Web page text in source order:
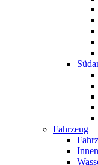
Fahrzeug